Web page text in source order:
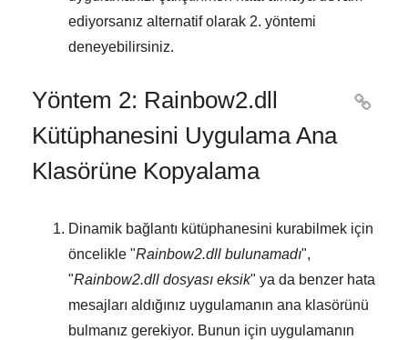
ediyorsanız alternatif olarak 2. yöntemi
deneyebilirsiniz.
Yöntem 2: Rainbow2.dll
Kütüphanesini Uygulama Ana
Klasörüne Kopyalama

Dinamik bağlantı kütüphanesini kurabilmek için
öncelikle "Rainbow2.dll bulunamadı",
"Rainbow2.dll dosyası eksik" ya da benzer hata
mesajları aldığınız uygulamanın ana klasörünü
bulmanız gerekiyor. Bunun için uygulamanın